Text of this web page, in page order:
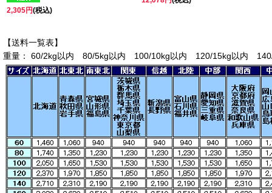
2,305円(税込)
【送料一覧表】
重量： 60/2kg以内 80/5kg以内 100/10kg以内 120/15kg以内